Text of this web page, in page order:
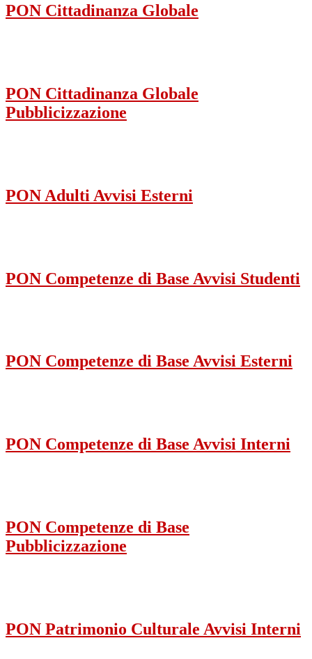
PON Cittadinanza Globale
PON Cittadinanza Globale
Pubblicizzazione
PON Adulti Avvisi Esterni
PON Competenze di Base Avvisi Studenti
PON Competenze di Base Avvisi Esterni
PON Competenze di Base Avvisi Interni
PON Competenze di Base
Pubblicizzazione
PON Patrimonio Culturale Avvisi Interni